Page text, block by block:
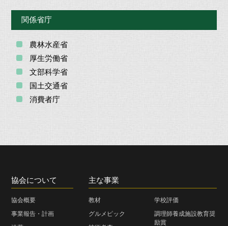
関係省庁
農林水産省
厚生労働省
文部科学省
国土交通省
消費者庁
協会について
協会概要
事業報告・計画
主な事業
教材
グルメピック
学校評価
調理師養成施設教育奨
励賞